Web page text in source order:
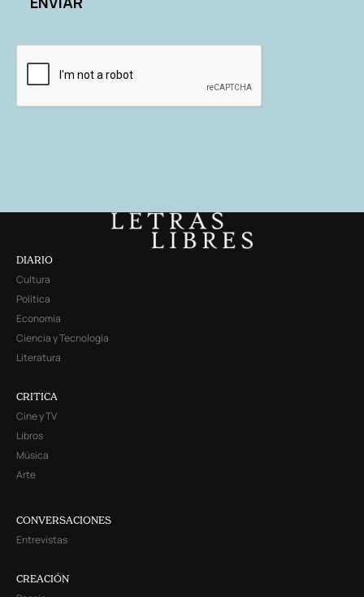
DIARIO
Cultura
Política
Economía
Ciencia y Tecnología
Literatura
CRITICA
Cine y TV
Libros
Música
Arte
CONVERSACIONES
Entrevistas
CREACIÓN